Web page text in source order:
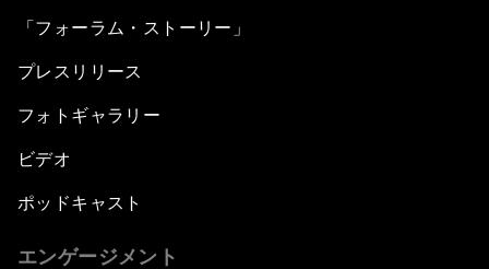
「フォーラム・ストーリー」
プレスリリース
フォトギャラリー
ビデオ
ポッドキャスト
エンゲージメント